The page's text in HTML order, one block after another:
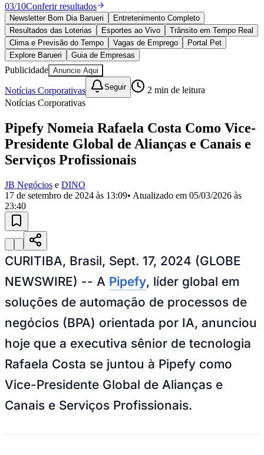
Esportes
Saúde
Segurança
Cultura
Meio Ambiente
Obras
Educação
Bairros de Barueri
AldeiaAldeia da SerraAldeia de BarueriAlphavilleBairro
JubranBelvalBethavilleBoa
Vista CalifórniaCarapicuíbaCentroChácaras Marco
MilitarItapevi JandiraJardim Audir
CalifórniaJardim dos Altos Jardim dos CamargosJardim
Esperança
MutingaJardim Paraíso
LuísJardim São Pedro
TupãJardim Tupanci
Camargos
Parque Imperial Parque Santa LuziaParque VianaPirapora
ParnaíbaSilveiraTamboréVale do SolVila BarrosVila Boa VistaVila
EscadaVila PortoVotupoca
Para Sua Empresa
Guia de Empresas
Divulgar Vagas
Publicidade Legal
Negócios Regionais
Turismo
Segurança Regional
03/10Conferir resultados
Newsletter Bom Dia Barueri
Entretenimento Completo
Resultados das Loterias
Esportes ao Vivo
Trânsito em Tempo Real
Clima e Previsão do Tempo
Vagas de Emprego
Portal Pet
Explore Barueri
Guia de Empresas
Publicidade Anuncie Aqui
Notícias Corporativas Seguir 2 min de leitura
Notícias Corporativas
Pipefy Nomeia Rafaela Costa Como Vice-
Presidente Global de Alianças e Canais e
Serviços Profissionais
JB Negócios e DINO
17 de setembro de 2024 às 13:09• Atualizado em 05/03/2026 às
23:40
CURITIBA, Brasil, Sept. 17, 2024 (GLOBE
NEWSWIRE) -- A Pipefy, líder global em
soluções de automação de processos de
negócios (BPA) orientada por IA, anunciou
hoje que a executiva sênior de tecnologia
Rafaela Costa se juntou à Pipefy como
Vice-Presidente Global de Alianças e
Canais e Serviços Profissionais.